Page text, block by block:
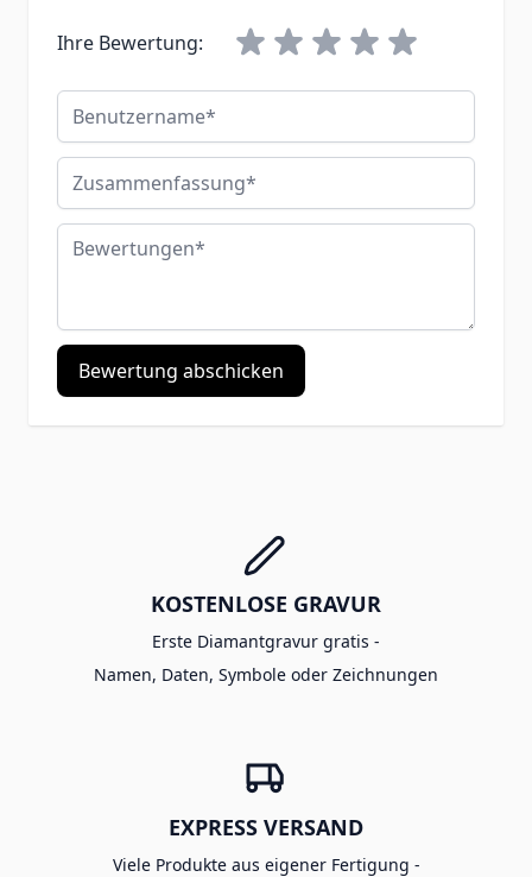
Ihre Bewertung:
Benutzername
Zusammenfassung
Bewertungen
Bewertung abschicken
KOSTENLOSE GRAVUR
Erste Diamantgravur gratis -
Namen, Daten, Symbole oder Zeichnungen
EXPRESS VERSAND
Viele Produkte aus eigener Fertigung -